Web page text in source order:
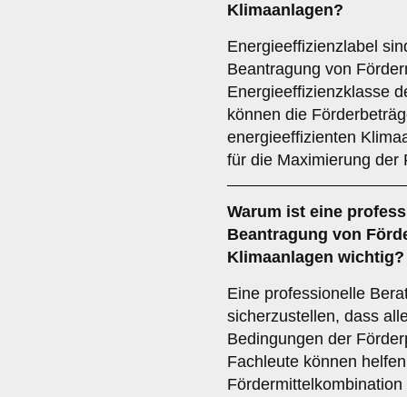
Klimaanlagen?
Energieeffizienzlabel
Beantragung von
Energieeffizienzklasse
können die
energieeffizienten
für die Maximierung der
Warum ist eine
Beantragung von
Klimaanlagen wichtig?
Eine professionelle
sicherzustellen, dass
Bedingungen der
Fachleute können